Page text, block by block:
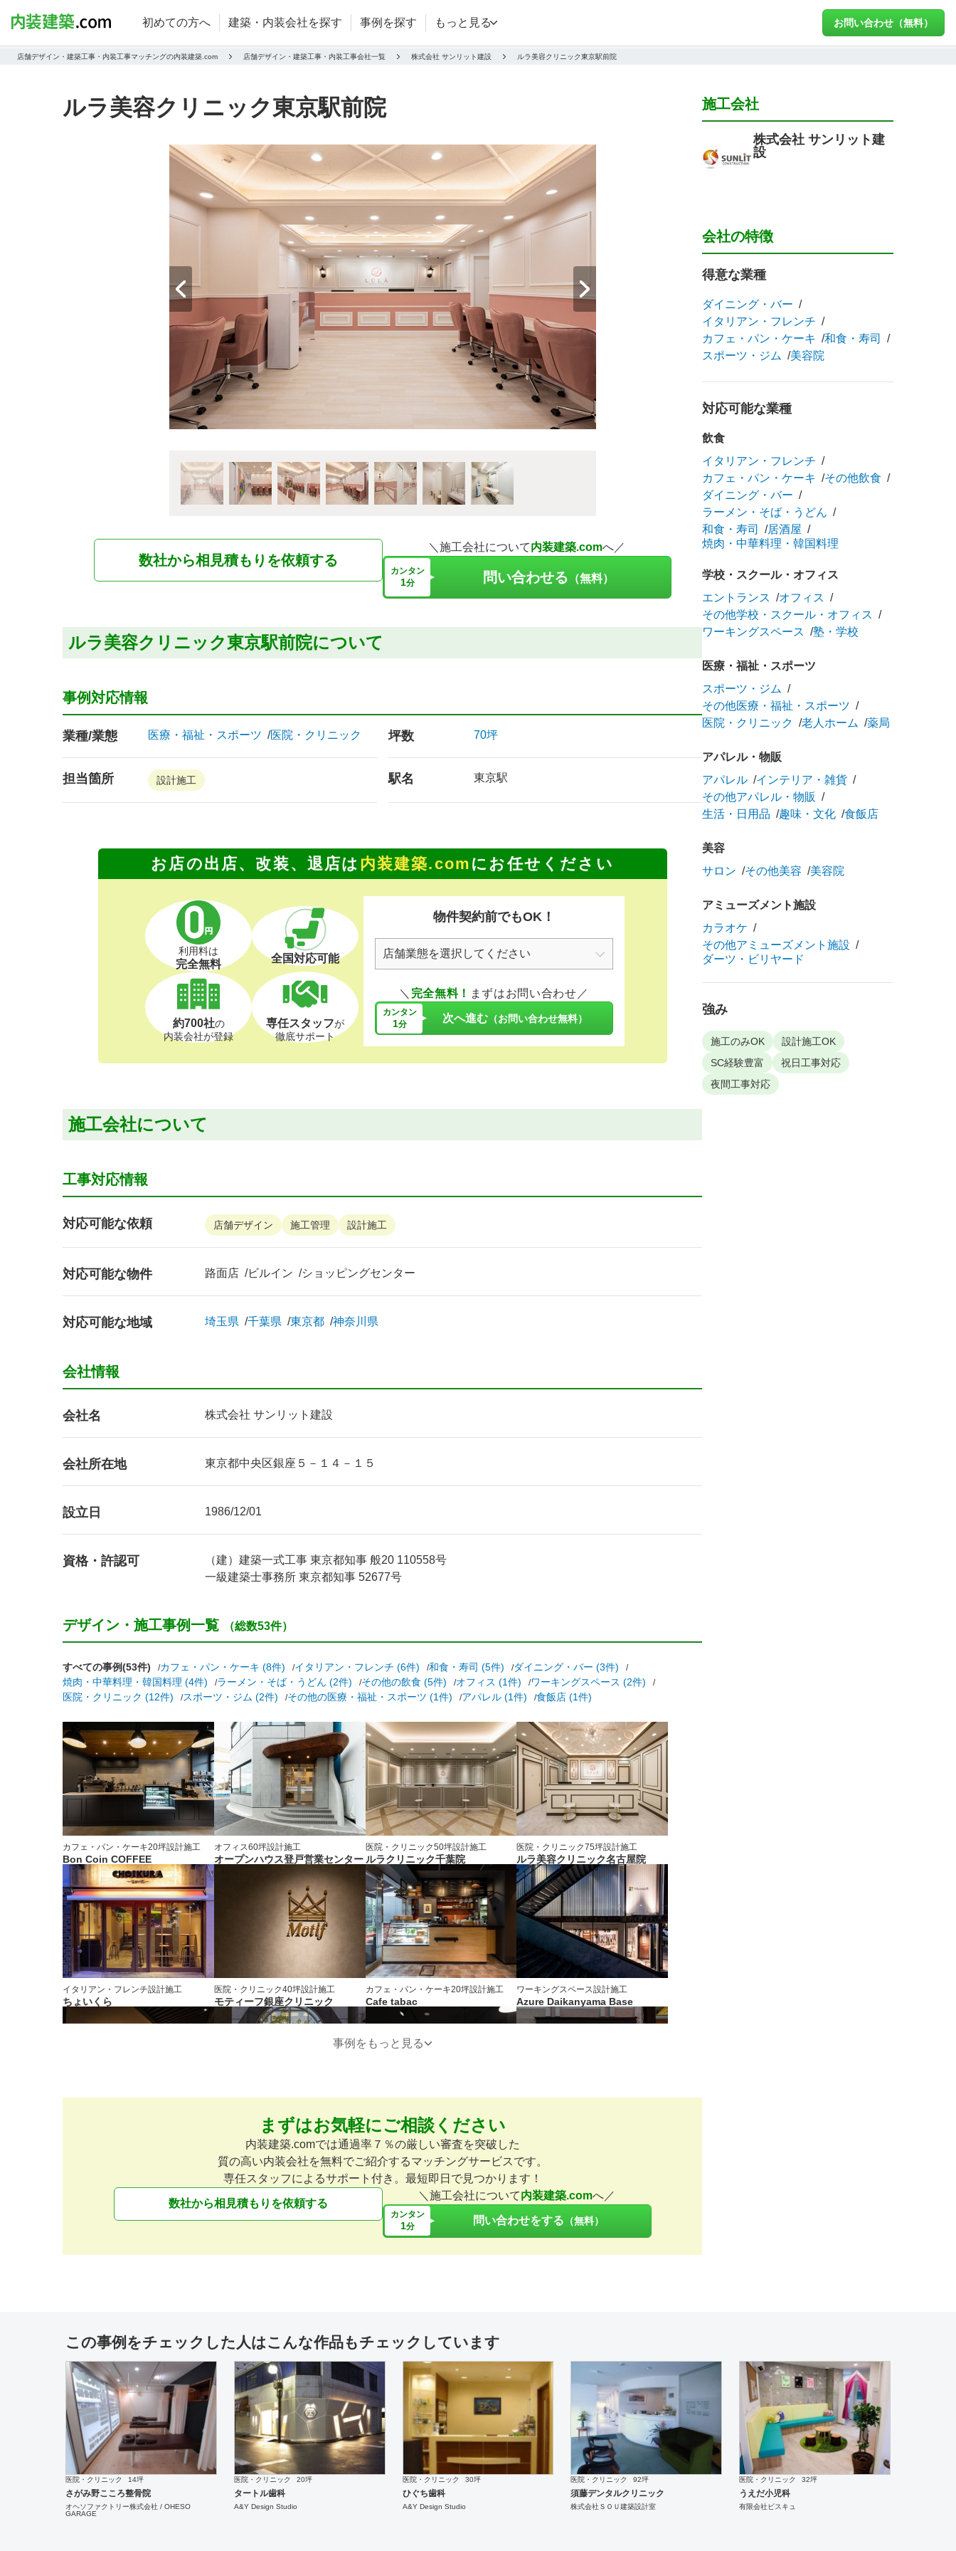
初めての方へ 建築・内装会社を探す 事例を探す もっと見る お問い合わせ（無料）
店舗デザイン・建築工事・内装工事マッチングの内装建築.com 店舗デザイン・建築工事・内装工事会社一覧 株式会社 サンリット建設 ルラ美容クリニック東京駅前院
ルラ美容クリニック東京駅前院
数社から相見積もりを依頼する
＼施工会社について内装建築.comへ／
カンタン
1分 問い合わせる （無料）
ルラ美容クリニック東京駅前院について
事例対応情報
業種/業態 医療・福祉・スポーツ 医院・クリニック 坪数 70坪
担当箇所 設計施工 駅名 東京駅
お店の出店、改装、退店は 内装建築.com にお任せください
利用料は
完全無料 全国対応可能
約700社の
内装会社が登録
専任スタッフが
徹底サポート
物件契約前でもOK！
＼ 完全無料！ まずはお問い合わせ／
カンタン
1分 次へ進む （お問い合わせ無料）
施工会社について
工事対応情報
対応可能な依頼 店舗デザイン 施工管理 設計施工
対応可能な物件 路面店 ビルイン ショッピングセンター
対応可能な地域 埼玉県 千葉県 東京都 神奈川県
会社情報
会社名 株式会社 サンリット建設
会社所在地 東京都中央区銀座５－１４－１５
設立日 1986/12/01
資格・許認可
（建）建築一式工事 東京都知事 般20 110558号
一級建築士事務所 東京都知事 52677号
デザイン・施工事例一覧 （総数53件）
すべての事例(53件) カフェ・パン・ケーキ (8件) イタリアン・フレンチ (6件) 和食・寿司 (5件)
ダイニング・バー (3件)
焼肉・中華料理・韓国料理 (4件)
ラーメン・そば・うどん (2件) その他の飲食 (5件) オフィス (1件)
ワーキングスペース (2件)
医院・クリニック (12件)
スポーツ・ジム (2件) その他の医療・福祉・スポーツ (1件) アパレル (1件) 食飯店 (1件)
カフェ・パン・ケーキ20坪設計施工
Bon Coin COFFEE
オフィス60坪設計施工
オープンハウス登戸営業センター
医院・クリニック50坪設計施工
ルラクリニック千葉院
医院・クリニック75坪設計施工
ルラ美容クリニック名古屋院
イタリアン・フレンチ設計施工
ちょいくら
医院・クリニック40坪設計施工
モティーフ銀座クリニック
カフェ・パン・ケーキ20坪設計施工
Cafe tabac
ワーキングスペース設計施工
Azure Daikanyama Base
設計施工
Sパワーギア
カフェ・パン・ケーキ 設計施工
FAITH COFFＥE くしふく
ダイニング・バー20坪設計施工
Wine Maison Ropp
ワーキングスペース 設計施工
Azure Oosaka Base
医院・クリニック90坪
大阪 Mods Clinic
医院・クリニック92坪設計施工
Mods Clinic
事例をもっと見る
まずはお気軽にご相談ください
内装建築.comでは通過率７％の厳しい審査を突破した
質の高い内装会社を無料でご紹介するマッチングサービスです。
専任スタッフによるサポート付き。最短即日で見つかります！
数社から相見積もりを依頼する
＼施工会社について内装建築.comへ／
カンタン
1分 問い合わせをする （無料）
施工会社
株式会社 サンリット建
設
会社の特徴
得意な業種
ダイニング・バー
イタリアン・フレンチ
カフェ・パン・ケーキ
和食・寿司
スポーツ・ジム
美容院
対応可能な業種
飲食
イタリアン・フレンチ
カフェ・パン・ケーキ
その他飲食
ダイニング・バー
ラーメン・そば・うどん
和食・寿司
居酒屋
焼肉・中華料理・韓国料理
学校・スクール・オフィス
エントランス
オフィス
その他学校・スクール・オフィス
ワーキングスペース
塾・学校
医療・福祉・スポーツ
スポーツ・ジム
その他医療・福祉・スポーツ
医院・クリニック
老人ホーム 薬局
アパレル・物販
アパレル
インテリア・雑貨
その他アパレル・物販
生活・日用品
趣味・文化 食飯店
美容
サロン
その他美容 美容院
アミューズメント施設
カラオケ
その他アミューズメント施設
ダーツ・ビリヤード
強み
施工のみOK
設計施工OK
SC経験豊富
祝日工事対応
夜間工事対応
この事例をチェックした人はこんな作品もチェックしています
医院・クリニック 14坪
さがみ野こころ整骨院
オヘソファクトリー株式会社 / OHESO
GARAGE
医院・クリニック 20坪
タートル歯科
A&Y Design Studio
医院・クリニック 30坪
ひぐち歯科
A&Y Design Studio
医院・クリニック 92坪
須藤デンタルクリニック
株式会社ＳＯＵ建築設計室
医院・クリニック 32坪
うえだ小児科
有限会社ビスキュ